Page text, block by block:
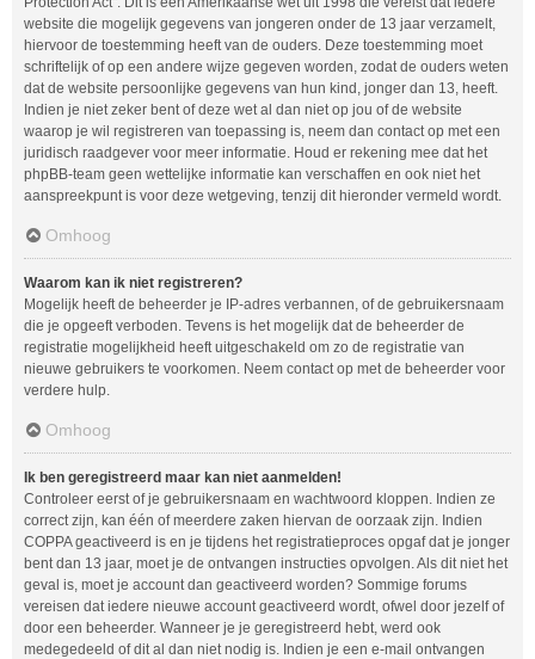
website die mogelijk gegevens van jongeren onder de 13 jaar verzamelt,
hiervoor de toestemming heeft van de ouders. Deze toestemming moet
schriftelijk of op een andere wijze gegeven worden, zodat de ouders weten
dat de website persoonlijke gegevens van hun kind, jonger dan 13, heeft.
Indien je niet zeker bent of deze wet al dan niet op jou of de website
waarop je wil registreren van toepassing is, neem dan contact op met een
juridisch raadgever voor meer informatie. Houd er rekening mee dat het
phpBB-team geen wettelijke informatie kan verschaffen en ook niet het
aanspreekpunt is voor deze wetgeving, tenzij dit hieronder vermeld wordt.
Omhoog
Waarom kan ik niet registreren?
Mogelijk heeft de beheerder je IP-adres verbannen, of de gebruikersnaam
die je opgeeft verboden. Tevens is het mogelijk dat de beheerder de
registratie mogelijkheid heeft uitgeschakeld om zo de registratie van
nieuwe gebruikers te voorkomen. Neem contact op met de beheerder voor
verdere hulp.
Omhoog
Ik ben geregistreerd maar kan niet aanmelden!
Controleer eerst of je gebruikersnaam en wachtwoord kloppen. Indien ze
correct zijn, kan één of meerdere zaken hiervan de oorzaak zijn. Indien
COPPA geactiveerd is en je tijdens het registratieproces opgaf dat je jonger
bent dan 13 jaar, moet je de ontvangen instructies opvolgen. Als dit niet het
geval is, moet je account dan geactiveerd worden? Sommige forums
vereisen dat iedere nieuwe account geactiveerd wordt, ofwel door jezelf of
door een beheerder. Wanneer je je geregistreerd hebt, werd ook
medegedeeld of dit al dan niet nodig is. Indien je een e-mail ontvangen